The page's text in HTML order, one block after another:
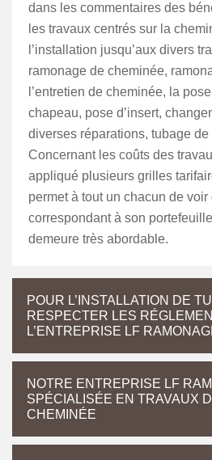
dans les commentaires des
les travaux centrés sur la
l’installation jusqu’aux divers
ramonage de cheminée,
l’entretien de cheminée, la
chapeau, pose d’insert,
diverses réparations, tubage de
Concernant les coûts des
appliqué plusieurs grilles
permet à tout un chacun de
correspondant à son
demeure très abordable.
POUR L’INSTALLATION DE
RESPECTER LES
L’ENTREPRISE LF
NOTRE ENTREPRISE LF
SPÉCIALISÉE EN TRAVAUX
CHEMINÉE